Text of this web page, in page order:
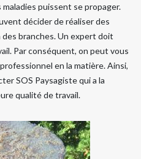
puissent se propager.
décider de réaliser des
branches. Un expert doit
Par conséquent, on peut vous
en la matière. Ainsi,
SOS Paysagiste qui a la
qualité de travail.